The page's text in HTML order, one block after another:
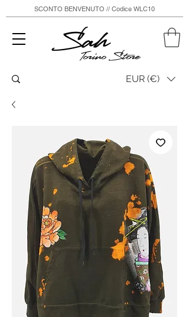
Sah
Torino Store
SCONTO BENVENUTO // Codice WLC10
EUR (€)